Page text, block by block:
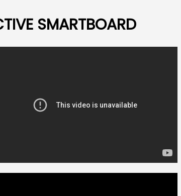
SMARTBOARD